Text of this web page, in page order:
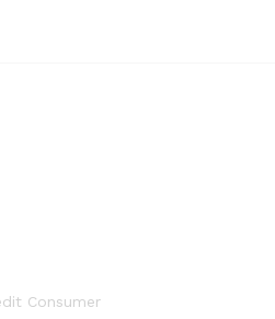
Consumer